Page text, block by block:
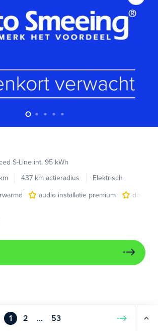
S-Line int. 95 kWh
437 km actieradius
Elektrisch
audio installatie premium
1 2 ... 53 Volgende